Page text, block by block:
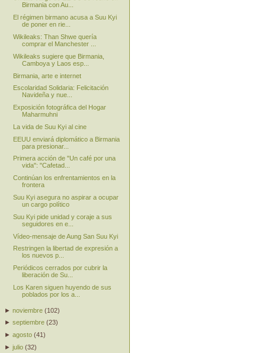
Birmania con Au...
El régimen birmano acusa a Suu Kyi
de poner en rie...
Wikileaks: Than Shwe quería
comprar el Manchester ...
Wikileaks sugiere que Birmania,
Camboya y Laos esp...
Birmania, arte e internet
Escolaridad Solidaria: Felicitación
Navideña y nue...
Exposición fotográfica del Hogar
Maharmuhni
La vida de Suu Kyi al cine
EEUU enviará diplomático a Birmania
para presionar...
Primera acción de "Un café por una
vida": "Cafetad...
Continúan los enfrentamientos en la
frontera
Suu Kyi asegura no aspirar a ocupar
un cargo político
Suu Kyi pide unidad y coraje a sus
seguidores en e...
Vídeo-mensaje de Aung San Suu Kyi
Restringen la libertad de expresión a
los nuevos p...
Periódicos cerrados por cubrir la
liberación de Su...
Los Karen siguen huyendo de sus
poblados por los a...
►noviembre (102)
►septiembre (23)
►agosto (41)
►julio (32)